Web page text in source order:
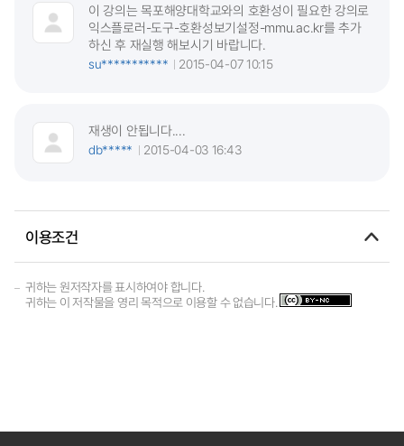
이 강의는 목포해양대학교와의 호환성이 필요한 강의로
익스플로러-도구-호환성보기설정-mmu.ac.kr를 추가
하신 후 재실행 해보시기 바랍니다.
su***********
2015-04-07 10:15
재생이 안됩니다....
db*****
2015-04-03 16:43
이용조건
귀하는 원저작자를 표시하여야 합니다.
귀하는 이 저작물을 영리 목적으로 이용할 수 없습니다.